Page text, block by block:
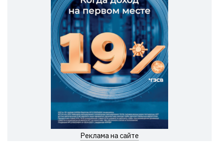
Реклама на сайте